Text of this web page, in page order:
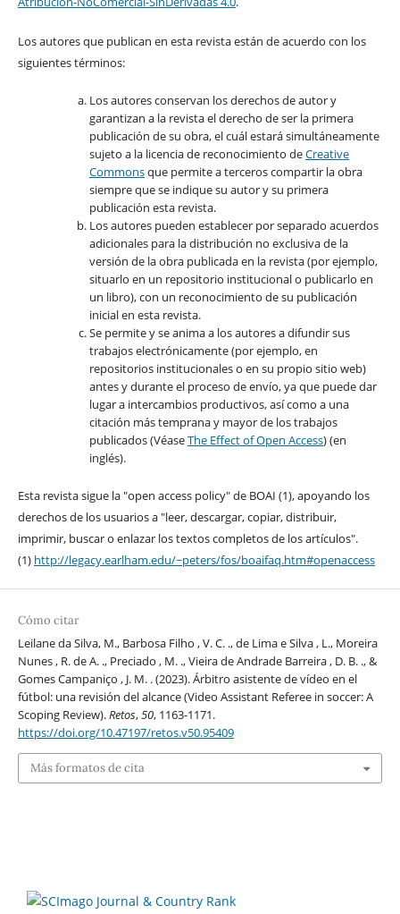
Los autores que publican en esta revista están de acuerdo con los
siguientes términos:
Los autores conservan los derechos de autor y
garantizan a la revista el derecho de ser la primera
publicación de su obra, el cuál estará simultáneamente
sujeto a la licencia de reconocimiento deCreative
Commonsque permite a terceros compartir la obra
siempre que se indique su autor y su primera
publicación esta revista.
Los autores pueden establecer por separado acuerdos
adicionales para la distribución no exclusiva de la
versión de la obra publicada en la revista (por ejemplo,
situarlo en un repositorio institucional o publicarlo en
un libro), con un reconocimiento de su publicación
inicial en esta revista.
Se permite y se anima a los autores a difundir sus
trabajos electrónicamente (por ejemplo, en
repositorios institucionales o en su propio sitio web)
antes y durante el proceso de envío, ya que puede dar
lugar a intercambios productivos, así como a una
citación más temprana y mayor de los trabajos
publicados (VéaseThe Effect of Open Access) (en
inglés).
Esta revista sigue la "open access policy" de BOAI (1), apoyando los
derechos de los usuarios a "leer, descargar, copiar, distribuir,
imprimir, buscar o enlazar los textos completos de los artículos".
(1) http://legacy.earlham.edu/~peters/fos/boaifaq.htm#openaccess
Cómo citar
Leilane da Silva, M., Barbosa Filho , V. C. ., de Lima e Silva , L., Moreira
Nunes , R. de A. ., Preciado , M. ., Vieira de Andrade Barreira , D. B. ., &
Gomes Campaniço , J. M. . (2023). Árbitro asistente de vídeo en el
fútbol: una revisión del alcance (Video Assistant Referee in soccer: A
Scoping Review).Retos,50, 1163-1171.
https://doi.org/10.47197/retos.v50.95409
Más formatos de cita